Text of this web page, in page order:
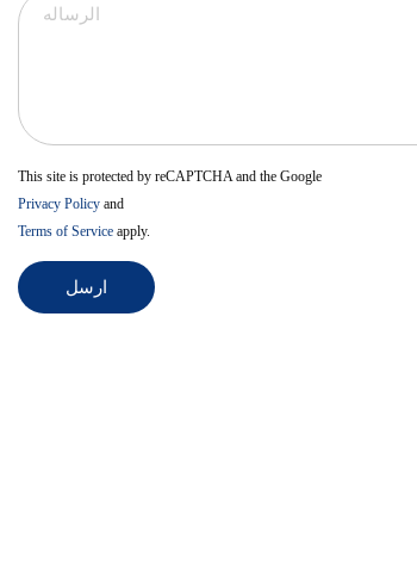
This site is protected by reCAPTCHA and the Google
Privacy Policy and
Terms of Service apply.